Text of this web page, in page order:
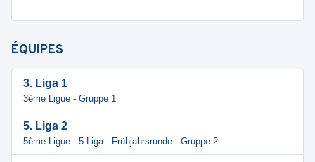
ÉQUIPES
3. Liga 1
3ème Ligue - Gruppe 1
5. Liga 2
5ème Ligue - 5 Liga - Frühjahrsrunde - Gruppe 2